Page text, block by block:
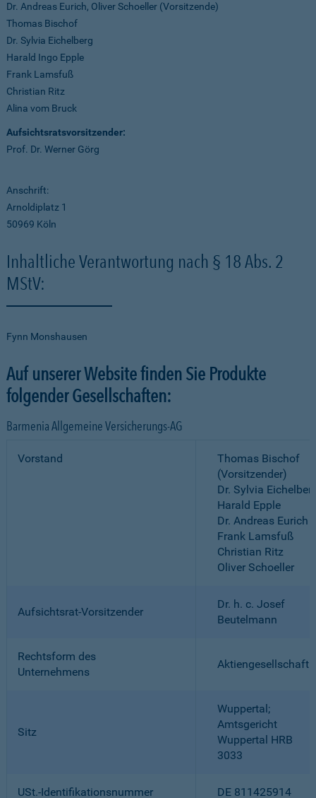
Dr. Andreas Eurich, Oliver Schoeller (Vorsitzende)
Thomas Bischof
Dr. Sylvia Eichelberg
Harald Ingo Epple
Frank Lamsfuß
Christian Ritz
Alina vom Bruck
Aufsichtsratsvorsitzender:
Prof. Dr. Werner Görg
Anschrift:
Arnoldiplatz 1
50969 Köln
Inhaltliche Verantwortung nach § 18 Abs. 2
MStV:
Fynn Monshausen
Auf unserer Website finden Sie Produkte
folgender Gesellschaften:
Barmenia Allgemeine Versicherungs-AG
Vorstand
Thomas Bischof
(Vorsitzender)
Dr. Sylvia
Harald Epple
Dr. Andreas Eurich
Frank Lamsfuß
Christian Ritz
Oliver Schoeller
Aufsichtsrat-Vorsitzender
Dr. h. c. Josef
Beutelmann
Rechtsform des
Unternehmens
Aktiengesellschaft
Sitz
Wuppertal;
Amtsgericht
Wuppertal HRB
3033
USt.-Identifikationsnummer DE 811425914